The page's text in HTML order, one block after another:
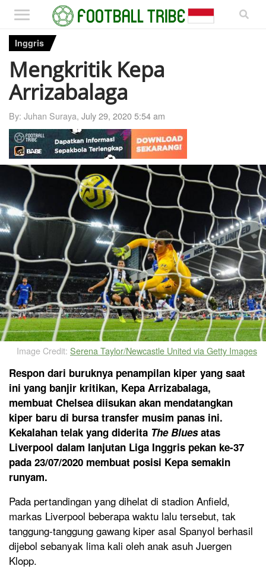
Inggris
Mengkritik Kepa
Arrizabalaga
By: Juhan Suraya, July 29, 2020 5:54 am
Image Credit: Serena Taylor/Newcastle United via Getty Images
Respon dari buruknya penampilan kiper yang saat
ini yang banjir kritikan, Kepa Arrizabalaga,
membuat Chelsea diisukan akan mendatangkan
kiper baru di bursa transfer musim panas ini.
Kekalahan telak yang diderita The Bluesatas
Liverpool dalam lanjutan Liga Inggris pekan ke-37
pada 23/07/2020 membuat posisi Kepa semakin
runyam.
Pada pertandingan yang dihelat di stadion Anfield,
markas Liverpool beberapa waktu lalu tersebut, tak
tanggung-tanggung gawang kiper asal Spanyol berhasil
dijebol sebanyak lima kali oleh anak asuh Juergen
Klopp.